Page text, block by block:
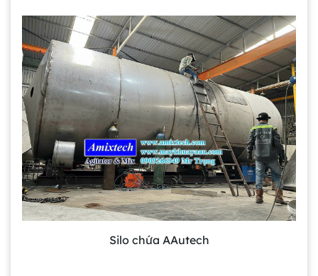
Silo chứa AAutech